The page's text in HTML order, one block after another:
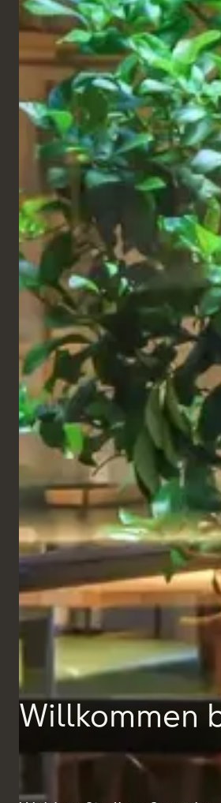
Willkommen
und Installation haben wir das gesamte
betreut. Unser Team lieferte
Tische, Sitzgelegenheiten und
sorgte so für Einheitlichkeit an allen
gleichbleibende Qualität in großem